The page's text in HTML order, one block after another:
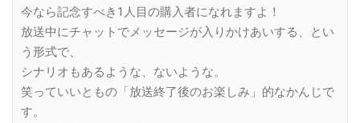
今なら記念すべき1人目の購入者になれますよ！
放送中にチャットでメッセージが入りかけあいする、とい
う形式で、
シナリオもあるような、ないような。
笑っていいともの「放送終了後のお楽しみ」的なかんじで
す。